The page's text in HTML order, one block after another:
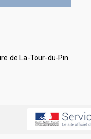
de La-Tour-du-Pin.